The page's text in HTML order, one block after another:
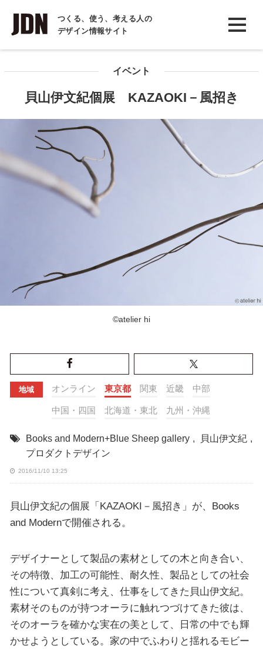
つくる、使う、考える人の
デザイン情報サイト
INTERVIEW
インタビュー
コラム
イベント
貝山伊文紀個展 KAZAOKI－風招き
©atelier hi
地域 オンライン 東京都 関東 近畿 中部
中国・四国 北海道・東北 九州・沖縄
Books and Modern+Blue Sheep gallery , 貝山伊文紀 ,
プロダクトデザイン
2016/11/10 13:25
貝山伊文紀の個展「KAZAOKI－風招き」が、Books
and Modernで開催される。
デザイナーとして製品の素材としての木と向き合い、
その特徴、加工の可能性、耐久性、製品としての社会
性について真剣に考え、仕事をしてきた貝山伊文紀。
素材そのものが持つオーラに触れつづけてきた彼は、
そのオーラを確かな実在の美として、日常の中でも輝
かせようとしている。家の中でふわりと揺れるモビー